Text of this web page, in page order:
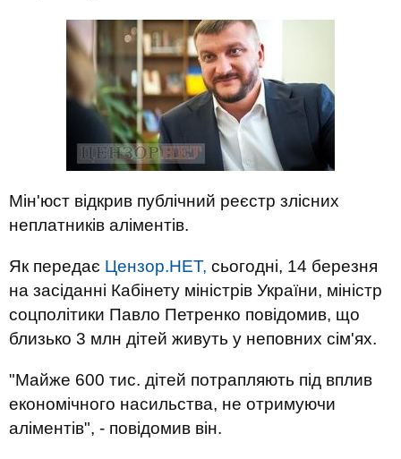
Мін'юст відкрив публічний реєстр злісних
неплатників аліментів.
Як передає Цензор.НЕТ, сьогодні, 14 березня
на засіданні Кабінету міністрів України, міністр
соцполітики Павло Петренко повідомив, що
близько 3 млн дітей живуть у неповних сім'ях.
"Майже 600 тис. дітей потрапляють під вплив
економічного насильства, не отримуючи
аліментів", - повідомив він.